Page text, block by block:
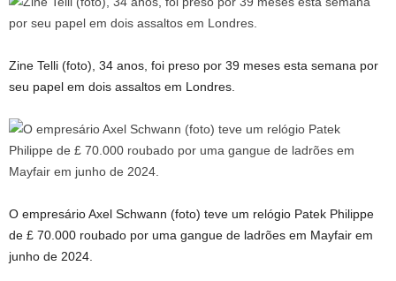
Zine Telli (foto), 34 anos, foi preso por 39 meses esta semana por
seu papel em dois assaltos em Londres.
O empresário Axel Schwann (foto) teve um relógio Patek Philippe
de £ 70.000 roubado por uma gangue de ladrões em Mayfair em
junho de 2024.